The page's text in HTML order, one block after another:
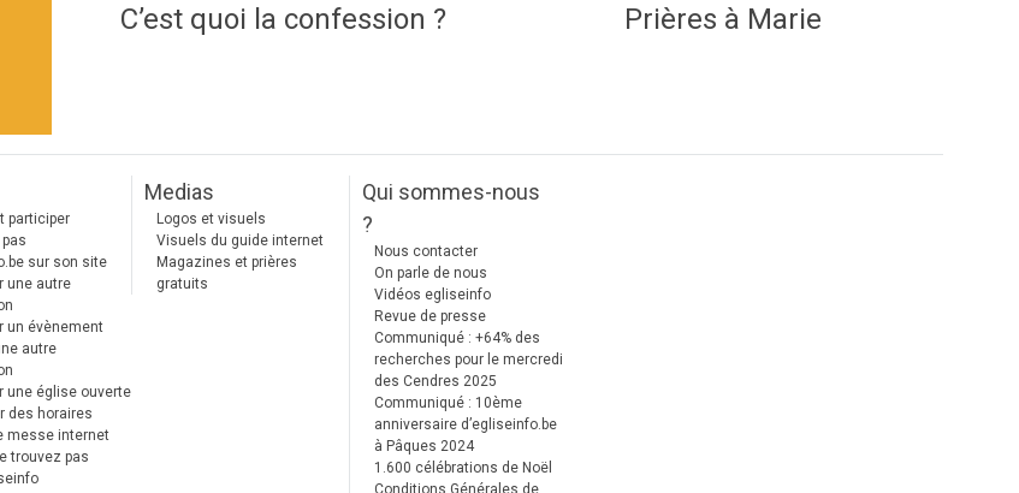
C’est quoi la confession ? Prières à Marie
participer
sur son site
une autre
un évènement
autre
une église ouverte
des horaires
messe internet
trouvez pas
Medias
Logos et visuels
Visuels du guide internet
Magazines et prières
gratuits
Qui sommes-nous
?
Nous contacter
On parle de nous
Vidéos egliseinfo
Revue de presse
Communiqué : +64% des
recherches pour le mercredi
des Cendres 2025
Communiqué : 10ème
anniversaire d’egliseinfo.be
à Pâques 2024
1.600 célébrations de Noël
Conditions Générales de